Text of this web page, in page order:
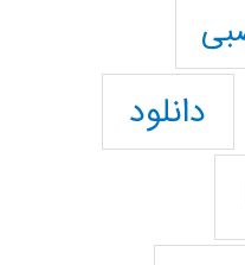
دانلود